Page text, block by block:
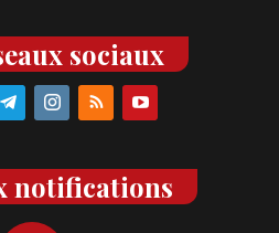
sociaux
notifications